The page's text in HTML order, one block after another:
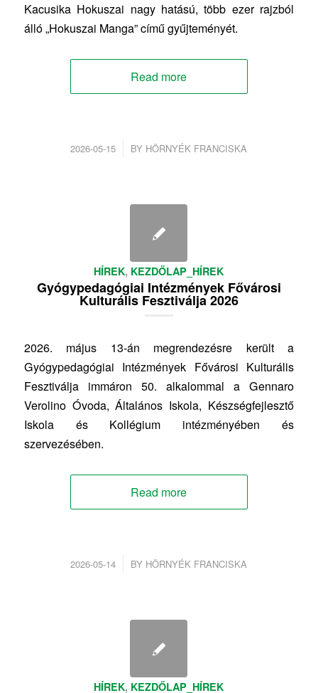
Kacusika Hokuszai nagy hatású, több ezer rajzból
álló „Hokuszai Manga” című gyűjteményét.
Read more
2026-05-15
/ BY HÖRNYÉK FRANCISKA
HÍREK, KEZDŐLAP_HÍREK
Gyógypedagógiai Intézmények Fővárosi
Kulturális Fesztiválja 2026
2026. május 13-án megrendezésre került a
Gyógypedagógiai Intézmények Fővárosi Kulturális
Fesztiválja immáron 50. alkalommal a Gennaro
Verolino Óvoda, Általános Iskola, Készségfejlesztő
Iskola és Kollégium intézményében és
szervezésében.
Read more
2026-05-14
/ BY HÖRNYÉK FRANCISKA
HÍREK, KEZDŐLAP_HÍREK